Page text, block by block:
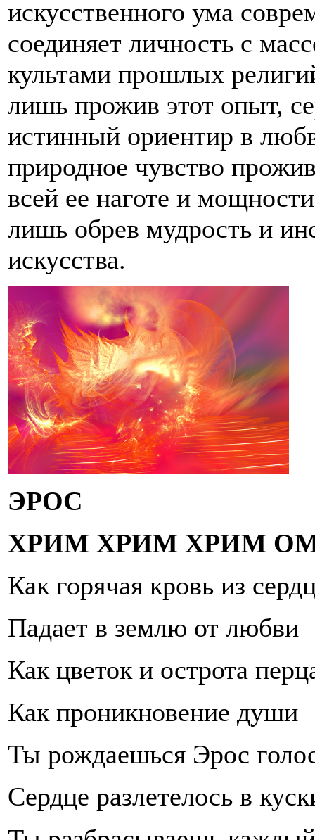
искусственного ума
соединяет личность с
культами прошлых
лишь прожив этот опыт,
истинный ориентир в
природное чувство
всей ее наготе и
лишь обрев мудрость и
искусства.
ЭРОС
ХРИМ ХРИМ ХРИМ
Как горячая кровь из
Падает в землю от любви
Как цветок и острота
Как проникновение души
Ты рождаешься Эрос
Сердце разлетелось в